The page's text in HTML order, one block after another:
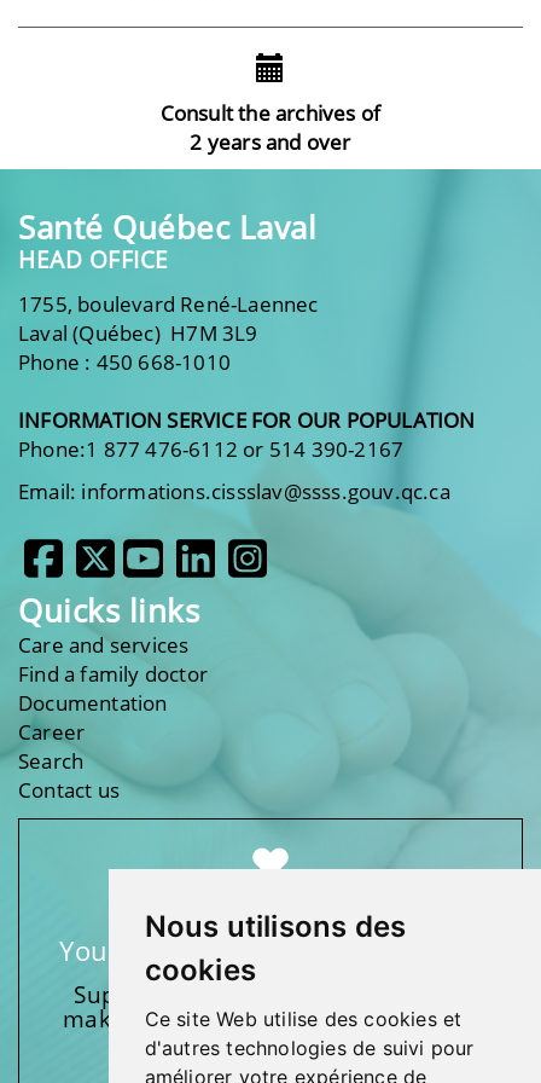
Nous utilisons des
cookies
Ce site Web utilise des cookies et
d'autres technologies de suivi pour
améliorer votre expérience de
Consult the archives of
2 years and over
Santé Québec Laval
HEAD OFFICE
1755, boulevard René-Laennec
Laval (Québec) H7M 3L9
Phone : 450 668-1010
INFORMATION SERVICE FOR OUR POPULATION
Phone:1 877 476-6112 or 514 390-2167
Email: informations.cissslav@ssss.gouv.qc.ca
Quicks links
Care and services
Find a family doctor
Documentation
Career
Search
Contact us
Your support makes a difference
Support one of our foundations by
making a donation and participating
in activities.